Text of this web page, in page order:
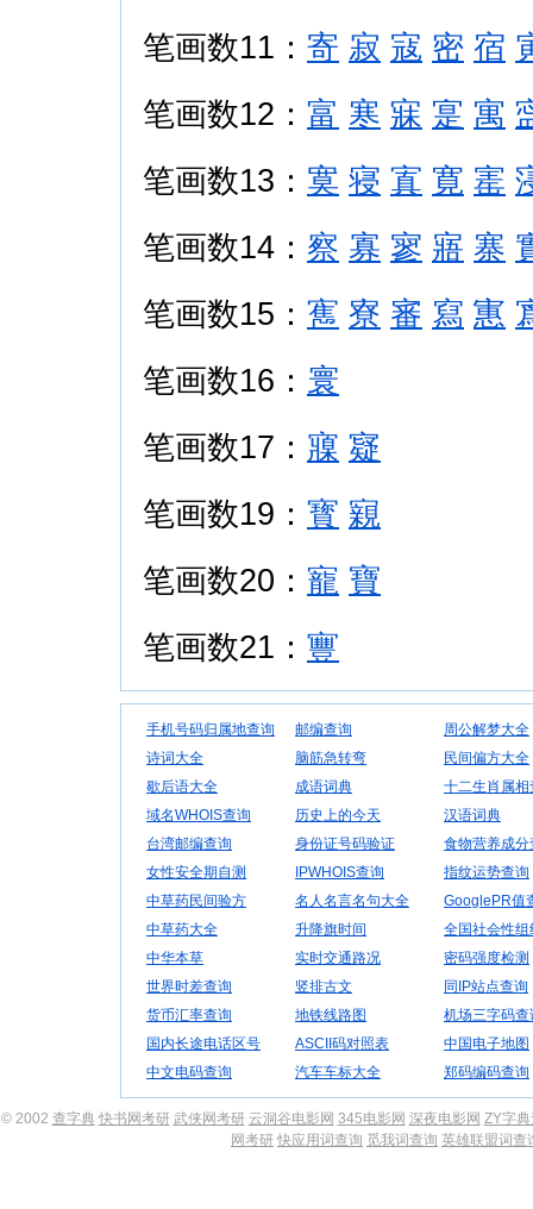
笔画数11： 寄 寂 寇 密 宿
笔画数12： 富 寒 寐 寔 寓
笔画数13： 寞 寝 寘 寛 寚
笔画数14： 察 寡 寥 寤 寨
笔画数15： 寯 寮 審 寫 寭
笔画数16： 寰
笔画数17： 寱 寲
笔画数19： 寳 寴
笔画数20： 寵 寶
笔画数21： 寷
手机号码归属地查询 邮编查询
周公解梦大全
诗词大全
脑筋急转弯
民间偏方大全
歇后语大全
成语词典
十二生肖属相
域名WHOIS查询
历史上的今天
汉语词典
台湾邮编查询
身份证号码验证
食物营养成分
女性安全期自测
IPWHOIS查询
指纹运势查询
中草药民间验方
名人名言名句大全
GooglePR值
中草药大全
升降旗时间
全国社会性组
中华本草
实时交通路况
密码强度检测
世界时差查询
竖排古文
同IP站点查询
货币汇率查询
地铁线路图
机场三字码查
国内长途电话区号
ASCII码对照表
中国电子地图
中文电码查询
汽车车标大全 郑码编码查询
© 2002 查字典 快书网考研 武侠网考研 云洞谷电影网 345电影网 深夜电影网 ZY字
网考研 快应用词查询 觅我词查询 英雄联盟词查